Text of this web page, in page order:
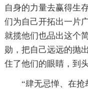
自身的力量去赢得生
们为自己开拓出一片
就揽他们也品出这个
勋，把自己远远的抛
住了他们的眼睛，到
“肆无忌惮、在